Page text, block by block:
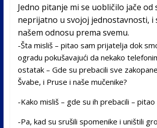
Jedno pitanje mi se uobličilo jače od
neprijatno u svojoj jednostavnosti, i
našem odnosu prema svemu.
-Šta misliš – pitao sam prijatelja dok
ogradu pokušavajući da nekako
ostatak – Gde su prebacili sve
Švabe, i Pruse i naše mučenike?
-Kako misliš – gde su ih prebacili – pitao
-Pa, kad su srušili spomenike i uništili